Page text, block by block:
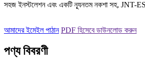
সহজ ইনস্টলেশন এবং একটি ন্যূনতম নকশা সহ, JNT-
আমাদের ইমেইল পাঠান PDF হিসেবে ডাউনলোড করুন
পণ্য বিবরণী